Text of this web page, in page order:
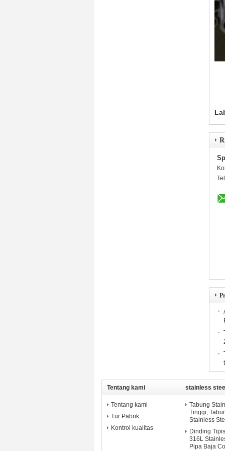
Tentang kami
Tentang kami
Tur Pabrik
Kontrol kualitas
stainless
Tabung
Tinggi,
Stainless
Dinding
316L
Pipa Baja